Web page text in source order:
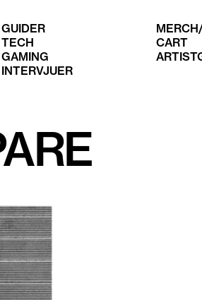
GUIDER
TECH
GAMING
INTERVJUER
CART